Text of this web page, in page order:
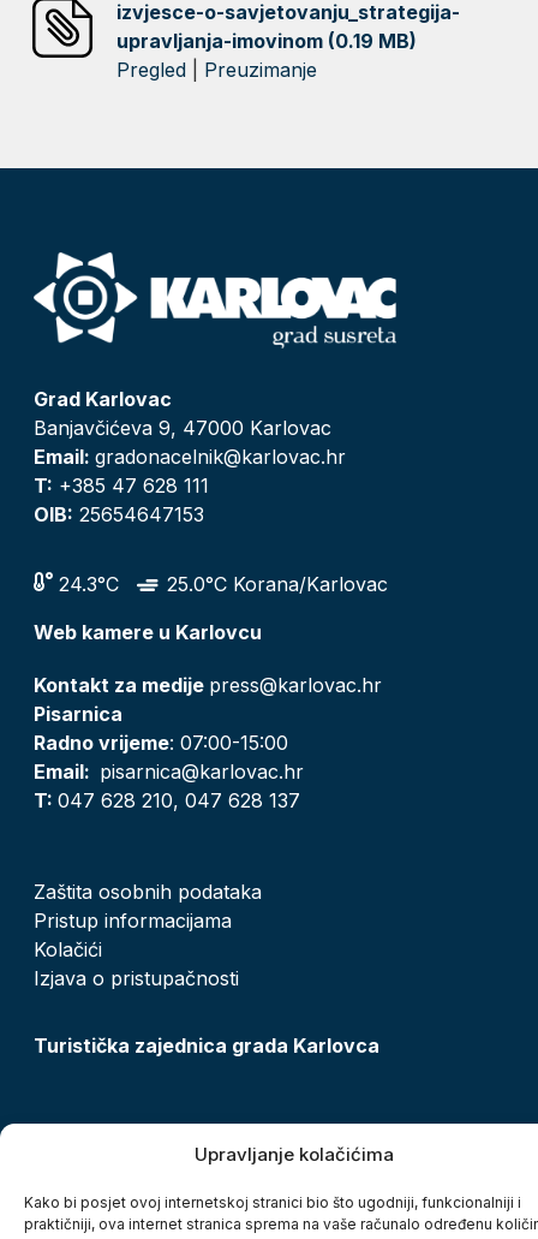
Upravljanje kolačićima
Kako bi posjet ovoj internetskoj stranici bio što ugodniji, funkcionalniji i
praktičniji, ova internet stranica sprema na vaše računalo određenu
izvjesce-o-savjetovanju_strategija-
upravljanja-imovinom (0.19 MB)
Pregled
Preuzimanje
Grad Karlovac
Banjavčićeva 9, 47000 Karlovac
Email: gradonacelnik@karlovac.hr
T: +385 47 628 111
OIB: 25654647153
24.3°C
25.0°C Korana/Karlovac
Web kamere u Karlovcu
Kontakt za medije press@karlovac.hr
Pisarnica
Radno vrijeme: 07:00-15:00
Email: pisarnica@karlovac.hr
T: 047 628 210, 047 628 137
Zaštita osobnih podataka
Pristup informacijama
Kolačići
Izjava o pristupačnosti
Turistička zajednica grada Karlovca